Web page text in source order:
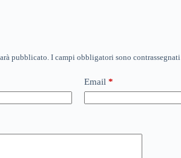
pubblicato. I campi obbligatori sono contrassegnati
Email *